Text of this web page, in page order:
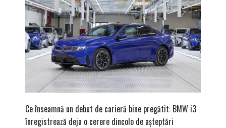
Ce înseamnă un debut de carieră bine pregătit: BMW i3
înregistrează deja o cerere dincolo de așteptări